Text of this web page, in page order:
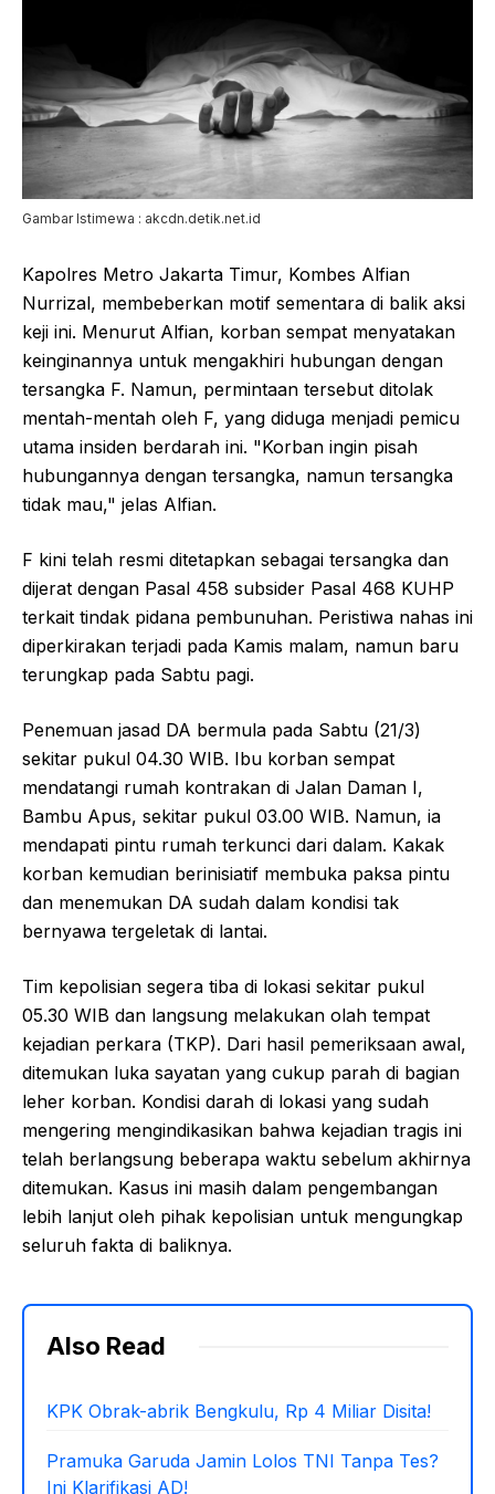
Gambar Istimewa : akcdn.detik.net.id
Kapolres Metro Jakarta Timur, Kombes Alfian
Nurrizal, membeberkan motif sementara di balik aksi
keji ini. Menurut Alfian, korban sempat menyatakan
keinginannya untuk mengakhiri hubungan dengan
tersangka F. Namun, permintaan tersebut ditolak
mentah-mentah oleh F, yang diduga menjadi pemicu
utama insiden berdarah ini. "Korban ingin pisah
hubungannya dengan tersangka, namun tersangka
tidak mau," jelas Alfian.
F kini telah resmi ditetapkan sebagai tersangka dan
dijerat dengan Pasal 458 subsider Pasal 468 KUHP
terkait tindak pidana pembunuhan. Peristiwa nahas ini
diperkirakan terjadi pada Kamis malam, namun baru
terungkap pada Sabtu pagi.
Penemuan jasad DA bermula pada Sabtu (21/3)
sekitar pukul 04.30 WIB. Ibu korban sempat
mendatangi rumah kontrakan di Jalan Daman I,
Bambu Apus, sekitar pukul 03.00 WIB. Namun, ia
mendapati pintu rumah terkunci dari dalam. Kakak
korban kemudian berinisiatif membuka paksa pintu
dan menemukan DA sudah dalam kondisi tak
bernyawa tergeletak di lantai.
Tim kepolisian segera tiba di lokasi sekitar pukul
05.30 WIB dan langsung melakukan olah tempat
kejadian perkara (TKP). Dari hasil pemeriksaan awal,
ditemukan luka sayatan yang cukup parah di bagian
leher korban. Kondisi darah di lokasi yang sudah
mengering mengindikasikan bahwa kejadian tragis ini
telah berlangsung beberapa waktu sebelum akhirnya
ditemukan. Kasus ini masih dalam pengembangan
lebih lanjut oleh pihak kepolisian untuk mengungkap
seluruh fakta di baliknya.
Also Read
KPK Obrak-abrik Bengkulu, Rp 4 Miliar Disita!
Pramuka Garuda Jamin Lolos TNI Tanpa Tes?
Ini Klarifikasi AD!